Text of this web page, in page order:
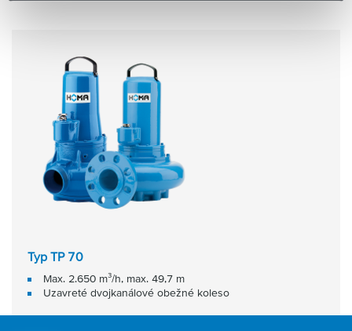
Typ TP 70
Max. 2.650 m³/h, max. 49,7 m
Uzavreté dvojkanálové obežné koleso